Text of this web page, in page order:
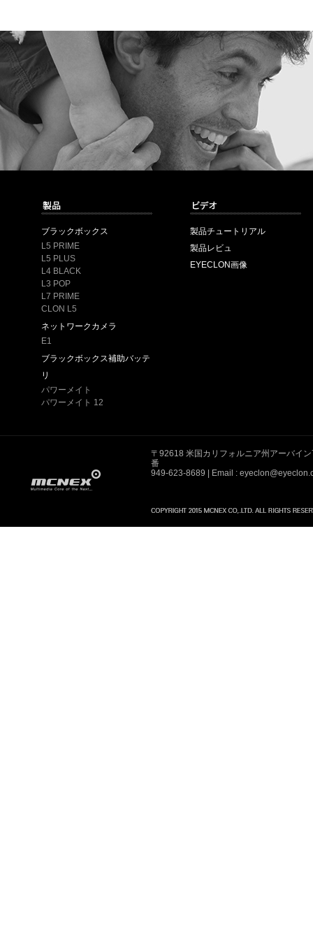
ブラックボックス
L5 PRIME
L5 PLUS
L4 BLACK
L3 POP
L7 PRIME
CLON L5
ネットワークカメラ
E1
ブラックボックス補助バッテ
リ
パワーメイト
パワーメイト 12
製品チュートリアル
製品レビュ
EYECLON画像
〒92618 米国カリフォルニア州アーバイ
番
949-623-8689 | Email :